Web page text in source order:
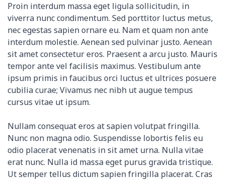
Proin interdum massa eget ligula sollicitudin, in
viverra nunc condimentum. Sed porttitor luctus metus,
nec egestas sapien ornare eu. Nam et quam non ante
interdum molestie. Aenean sed pulvinar justo. Aenean
sit amet consectetur eros. Praesent a arcu justo. Mauris
tempor ante vel facilisis maximus. Vestibulum ante
ipsum primis in faucibus orci luctus et ultrices posuere
cubilia curae; Vivamus nec nibh ut augue tempus
cursus vitae ut ipsum.
Nullam consequat eros at sapien volutpat fringilla.
Nunc non magna odio. Suspendisse lobortis felis eu
odio placerat venenatis in sit amet urna. Nulla vitae
erat nunc. Nulla id massa eget purus gravida tristique.
Ut semper tellus dictum sapien fringilla placerat. Cras